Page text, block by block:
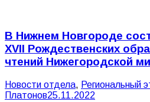
В Нижнем Новгороде
XVII Рождественских
чтений Нижегородской
Новости отдела, Региональный
Платонов25.11.2022